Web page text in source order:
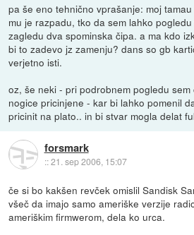
pa še eno tehnično vprašanje: moj
mu je razpadu, tko da sem lahko
zagledu dva spominska čipa. a ma kdo
bi to zadevo jz zamenju? dans so gb
verjetno isti.
oz, še neki - pri podrobnem pogledu
nogice pricinjene - kar bi lahko pomenil
pricinit na plato.. in bi stvar mogla delat
forsmark
::21. sep 2006, 15:07
če si bo kakšen revček omislil Sandisk
všeč da imajo samo ameriške verzije
ameriškim firmwerom, dela ko urca.